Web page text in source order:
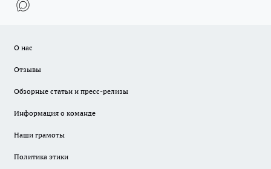
О нас
Отзывы
Обзорные статьи и пресс-релизы
Информация о команде
Наши грамоты
Политика этики